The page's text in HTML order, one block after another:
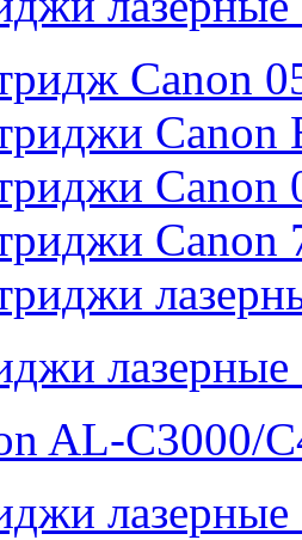
Canon
Canon
Canon
Canon
лазерные
AL-С3000/